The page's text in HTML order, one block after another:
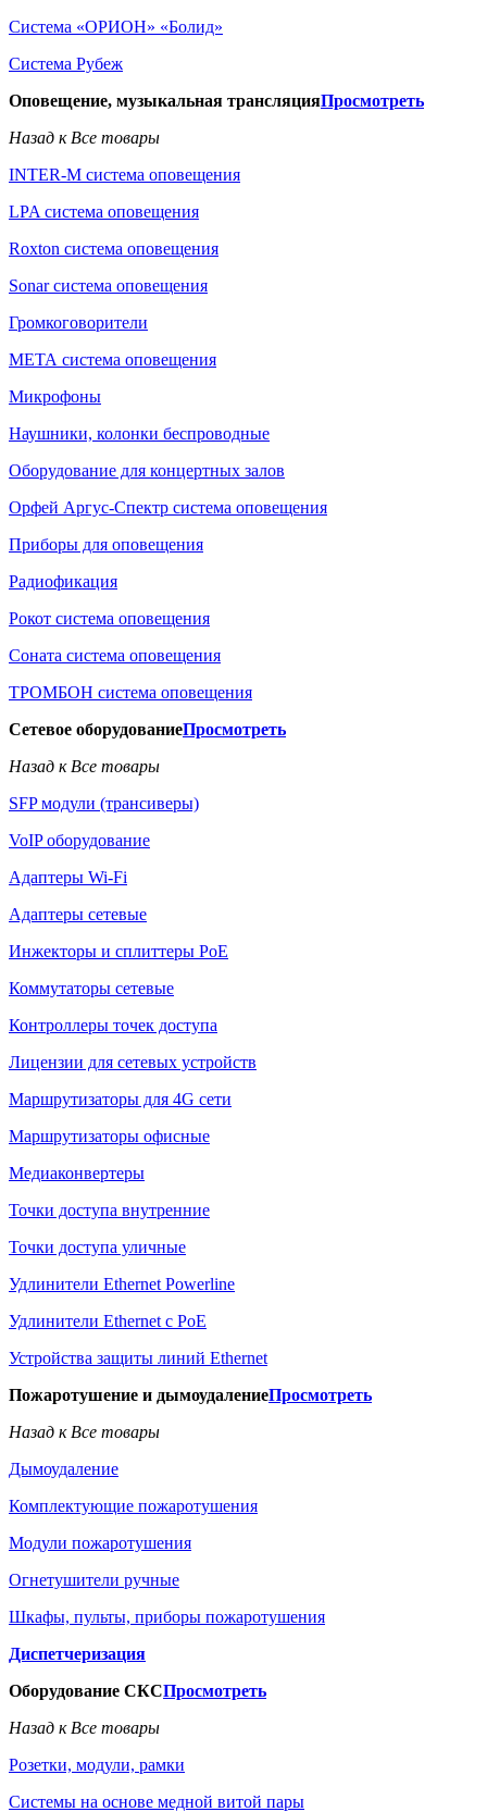
Система «ОРИОН» «Болид»
Система Рубеж
Оповещение, музыкальная трансляцияПросмотреть
Назад к Все товары
INTER-M система оповещения
LPA система оповещения
Roxton система оповещения
Sonar система оповещения
Громкоговорители
МЕТА система оповещения
Микрофоны
Наушники, колонки беспроводные
Оборудование для концертных залов
Орфей Аргус-Спектр система оповещения
Приборы для оповещения
Радиофикация
Рокот система оповещения
Соната система оповещения
ТРОМБОН система оповещения
Сетевое оборудованиеПросмотреть
Назад к Все товары
SFP модули (трансиверы)
VoIP оборудование
Адаптеры Wi-Fi
Адаптеры сетевые
Инжекторы и сплиттеры РоЕ
Коммутаторы сетевые
Контроллеры точек доступа
Лицензии для сетевых устройств
Маршрутизаторы для 4G сети
Маршрутизаторы офисные
Медиаконвертеры
Точки доступа внутренние
Точки доступа уличные
Удлинители Ethernet Powerline
Удлинители Ethernet с PoE
Устройства защиты линий Ethernet
Пожаротушение и дымоудалениеПросмотреть
Назад к Все товары
Дымоудаление
Комплектующие пожаротушения
Модули пожаротушения
Огнетушители ручные
Шкафы, пульты, приборы пожаротушения
Диспетчеризация
Оборудование СКСПросмотреть
Назад к Все товары
Розетки, модули, рамки
Системы на основе медной витой пары